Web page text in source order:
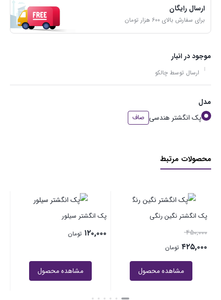
ارسال رایگان
برای سفارش بالای ۶۰۰ هزار تومان
موجود در انبار
ارسال توسط چالکو
مدل
پک انگشتر هندسی صاف
محصولات مرتبط
پک انگشتر نگین رنگی
۴۵۰,۰۰۰
۴۲۵,۰۰۰ تومان
مشاهده محصول
پک انگشتر سیلور
۱۲۰,۰۰۰ تومان
مشاهده محصول